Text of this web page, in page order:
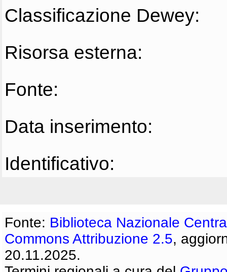
Classificazione Dewey:
Risorsa esterna:
Fonte:
Data inserimento:
Identificativo:
Fonte: Biblioteca Nazionale
Commons Attribuzione 2.5,
20.11.2025.